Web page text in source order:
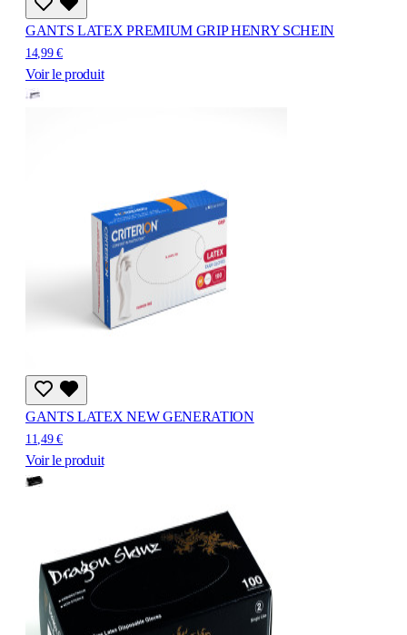
GANTS LATEX PREMIUM GRIP HENRY SCHEIN
14,99 €
Voir le produit
GANTS LATEX NEW GENERATION
11,49 €
Voir le produit